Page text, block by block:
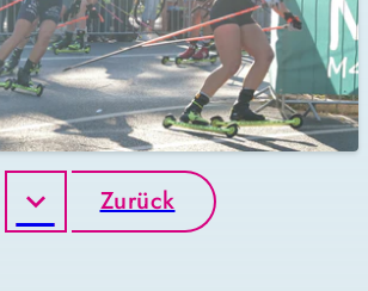
Zurück